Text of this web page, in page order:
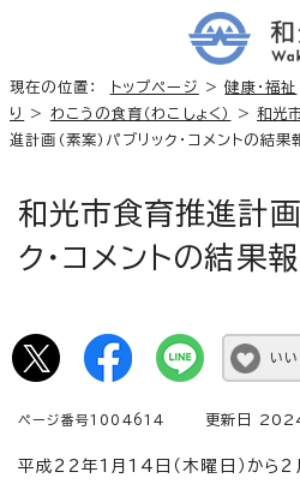
現在の位置： トップページ >健康・福祉
り
> わこうの食育（わこしょく） >和光
進計画（素案）パブリック・コメントの結果
和光市食育推進計画
ク・コメントの結果
いい
ページ番号1004614 更新日
平成22年1月14日（木曜日）から2